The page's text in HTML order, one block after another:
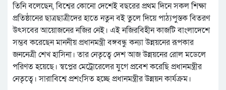
তিনি বলেছেন, বিশ্বের কোনো দেশেই বছরের প্রথম দিনে সকল শিক্ষা
প্রতিষ্ঠানের ছাত্রছাত্রীদের হাতে নতুন বই তুলে দিয়ে পাঠ্যপুস্তক বিতরণ
উৎসবের আয়োজনের নজির নেই। এই নজিরবিহীন কাজটি বাংলাদেশে
সম্ভব করেছেন মাননীয় প্রধানমন্ত্রী বঙ্গবন্ধু কন্যা উন্নয়নের রূপকার
জননেত্রী শেখ হাসিনা। তার নেতৃত্বে দেশ আজ উন্নয়নের রোল মডেলে
পরিণত হয়েছে। স্বপ্নের মেট্রোরেলের যুগে প্রবেশ করেছি প্রধানমন্ত্রীর
নেতৃত্বে। সারাবিশ্বে প্রশংসিত হচ্ছে প্রধানমন্ত্রীর উন্নয়ন কার্যক্রম।